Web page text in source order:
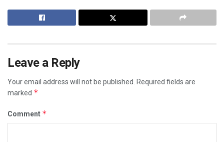
Leave a Reply
Your email address will not be published.
Required fields are
marked *
Comment *